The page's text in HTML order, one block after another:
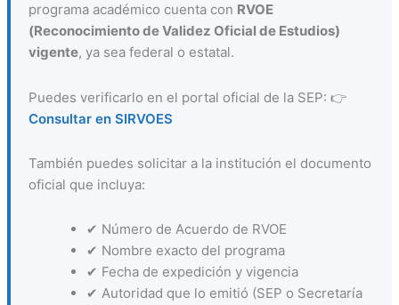
programa académico cuenta con RVOE
(Reconocimiento de Validez Oficial de Estudios)
vigente, ya sea federal o estatal.
Puedes verificarlo en el portal oficial de la SEP: 👉
Consultar en SIRVOES
También puedes solicitar a la institución el documento
oficial que incluya:
✔ Número de Acuerdo de RVOE
✔ Nombre exacto del programa
✔ Fecha de expedición y vigencia
✔ Autoridad que lo emitió (SEP o Secretaría